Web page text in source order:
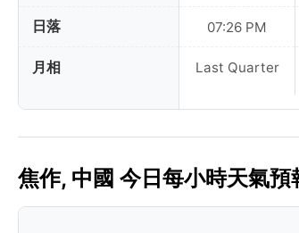
日落
月相
07:26 PM
Last Quarter
焦作, 中國 今日每小時天氣